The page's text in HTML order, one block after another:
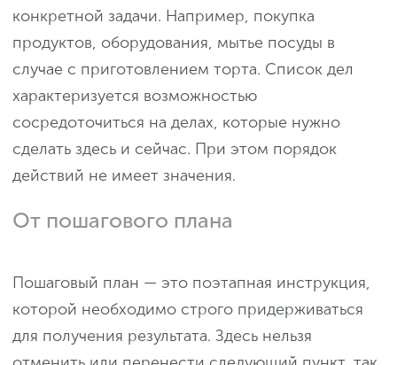
конкретной задачи. Например, покупка
продуктов, оборудования, мытье посуды в
случае с приготовлением торта. Список дел
характеризуется возможностью
сосредоточиться на делах, которые нужно
сделать здесь и сейчас. При этом порядок
действий не имеет значения.
От пошагового плана
Пошаговый план — это поэтапная инструкция,
которой необходимо строго придерживаться
для получения результата. Здесь нельзя